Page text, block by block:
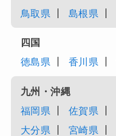
鳥取県
島根県
四国
徳島県
香川県
九州・沖縄
福岡県
佐賀県
大分県
宮崎県